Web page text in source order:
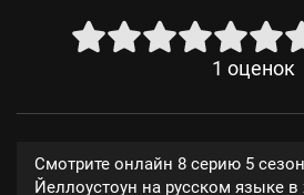
1 оценок
Смотрите онлайн 8 серию 5
Йеллоустоун на русском языке